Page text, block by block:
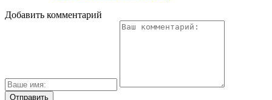
Добавить комментарий